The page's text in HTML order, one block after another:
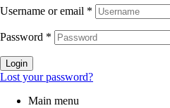
Username or email *
Password *
Login
Lost your password?
Main menu